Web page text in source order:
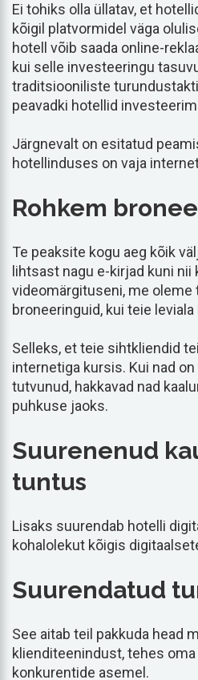
Ei tohiks olla üllatav, et
kõigil platvormidel väga
hotell võib saada online-
kui selle investeeringu
traditsiooniliste
peavadki hotellid
Järgnevalt on esitatud
hotellinduses on vaja
Rohkem
Te peaksite kogu aeg kõik
lihtsast nagu e-kirjad kuni
videomärgituseni, me oleme
broneeringuid, kui teie leviala
Selleks, et teie sihtkliendid
internetiga kursis. Kui nad
tutvunud, hakkavad nad
puhkuse jaoks.
Suurenenud
tuntus
Lisaks suurendab hotelli
kohalolekut kõigis
Suurendatud
See aitab teil pakkuda head
klienditeenindust, tehes
konkurentide asemel.